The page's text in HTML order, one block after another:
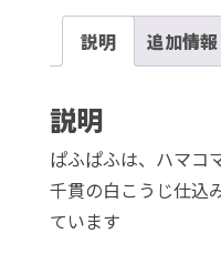
25
個
説明 追加情報
説明
ぱふぱふは、ハマコ
千貫の白こうじ仕込
ています